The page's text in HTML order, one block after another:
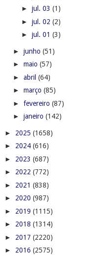
► jul. 03 (1)
► jul. 02 (2)
► jul. 01 (3)
► junho (51)
► maio (57)
► abril (64)
► março (85)
► fevereiro (87)
► janeiro (142)
► 2025 (1658)
► 2024 (616)
► 2023 (687)
► 2022 (772)
► 2021 (838)
► 2020 (987)
► 2019 (1115)
► 2018 (1314)
► 2017 (2220)
► 2016 (2575)